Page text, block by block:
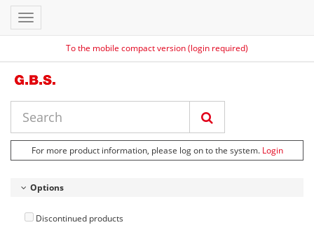
To the mobile compact version (login required)
Toggle
navigation
For more product information, please log on to the system. Login
Options
Discontinued products